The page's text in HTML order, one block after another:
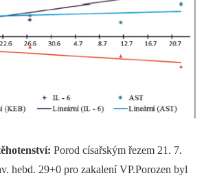
Porod císařským řezem 21. 7.
hebd. 29+0 pro zakalení VP.Porozen byl